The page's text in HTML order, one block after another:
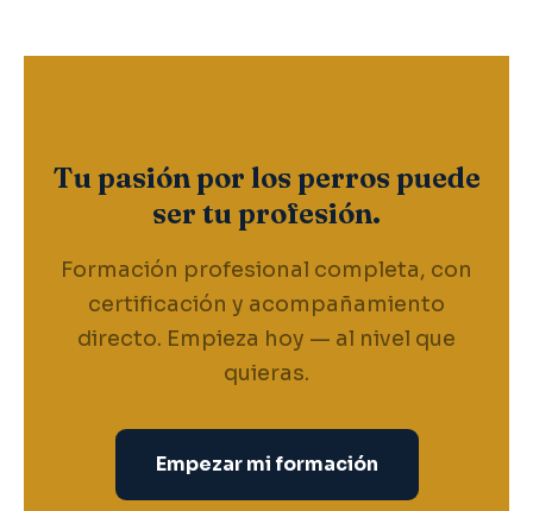
Tu pasión por los perros puede
ser tu profesión.
Formación profesional completa, con
certificación y acompañamiento
directo. Empieza hoy — al nivel que
quieras.
Empezar mi formación